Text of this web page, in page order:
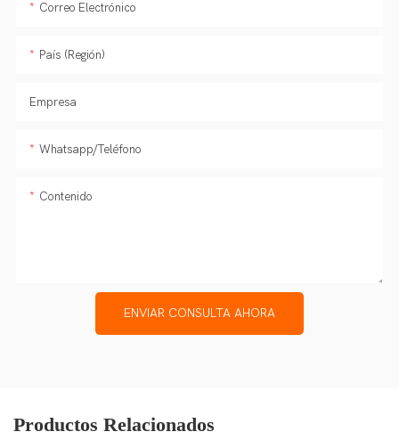
Correo Electrónico
País (Región)
Empresa
Whatsapp/Teléfono
Contenido
ENVIAR CONSULTA AHORA
Productos Relacionados